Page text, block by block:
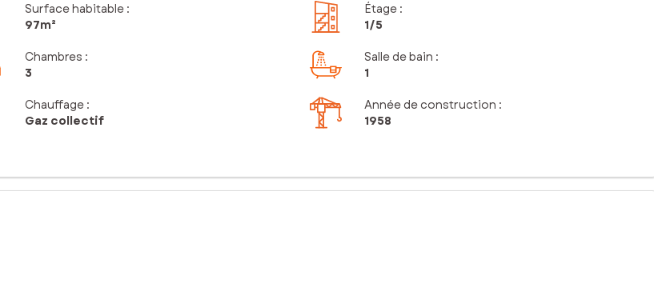
Surface habitable :
97m²
Étage :
1/5
Chambres :
3
Salle de bain :
1
Chauffage :
Gaz collectif
Année de construction :
1958